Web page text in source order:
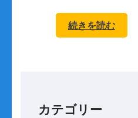
続きを読む
カテゴリー